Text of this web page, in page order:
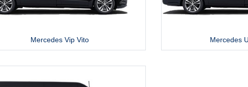
Mercedes Vip Vito Mercedes